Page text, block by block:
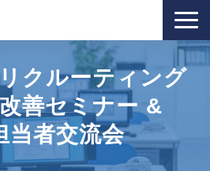
サービス
ブログ
セミナー
クルーティング
善セミナー &
当者交流会